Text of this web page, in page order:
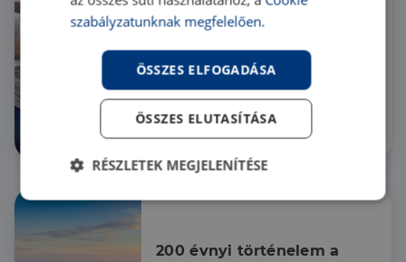
csak idén igényelhetsz
A határidő szűkössége miatt
és zökkenőmentes
ügymenet: itt vannak a
kifejezetten ingatlanhoz
kapcsolódó, rejtett buktatók.
200 évnyi történelem a
szabályzatunknak megfelelően.
ÖSSZES ELFOGADÁSA
ÖSSZES ELUTASÍTÁSA
RÉSZLETEK MEGJELENÍTÉSE
Elengedhetetlenül
szükséges
Teljesítmény